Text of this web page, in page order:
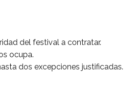
del festival a contratar.
ocupa.
dos excepciones justificadas.